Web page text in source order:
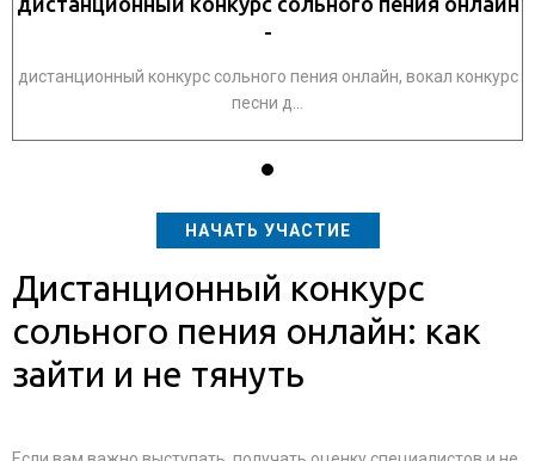
-
дистанционный конкурс сольного пения онлайн, вокал конкурс
песни д...
НАЧАТЬ УЧАСТИЕ
Дистанционный конкурс
сольного пения онлайн: как
зайти и не тянуть